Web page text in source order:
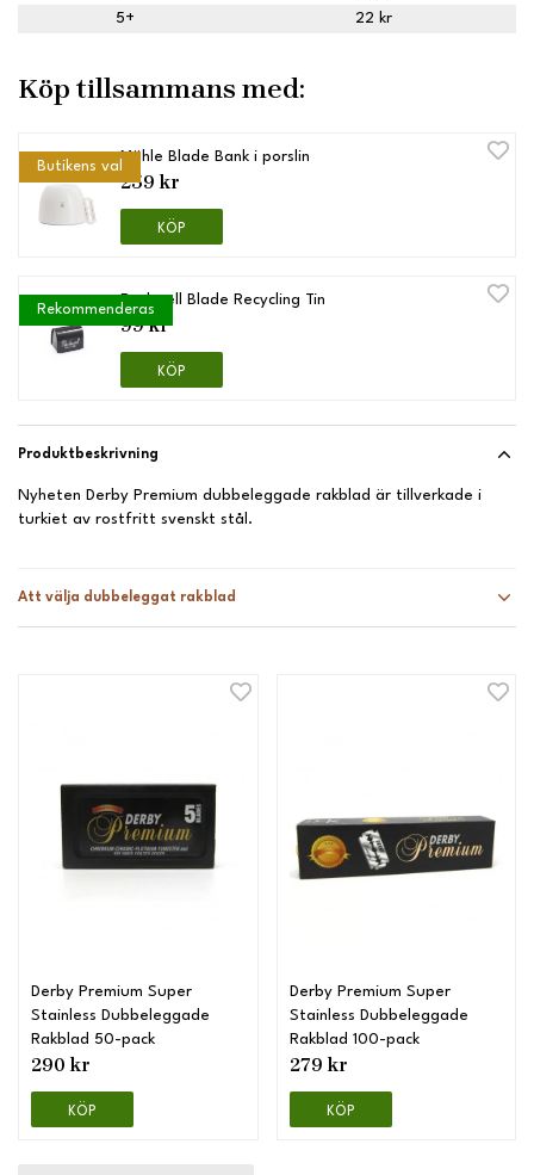
5+
22 kr
Köp tillsammans med:
Butikens val
Mühle Blade Bank i porslin
259 kr
KÖP
Rekommenderas
Rockwell Blade Recycling Tin
99 kr
KÖP
Produktbeskrivning
Att välja dubbeleggat rakblad
Nyheten Derby Premium dubbeleggade rakblad är tillverkade i
turkiet av rostfritt svenskt stål.
Derby Premium Super
Stainless Dubbeleggade
Rakblad 50-pack
290 kr
KÖP
Derby Premium Super
Stainless Dubbeleggade
Rakblad 100-pack
279 kr
KÖP